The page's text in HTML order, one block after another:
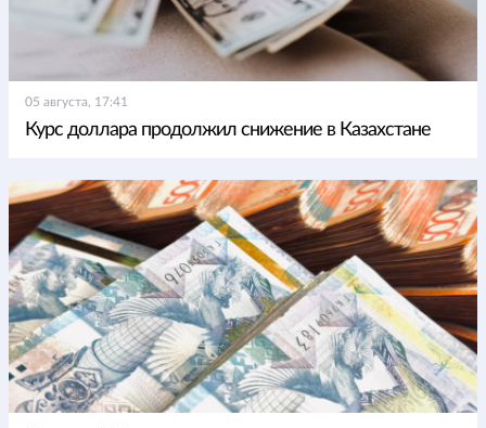
05 августа, 17:41
Курс доллара продолжил снижение в Казахстане